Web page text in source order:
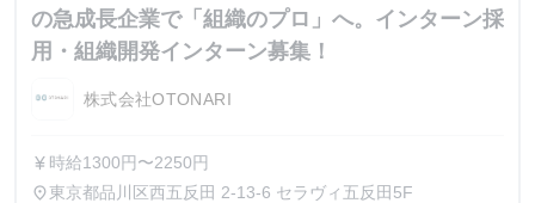
の急成長企業で「組織のプロ」へ。インターン採
用・組織開発インターン募集！
株式会社OTONARI
currency_yen 時給1300円〜2250円
place東京都品川区西五反田 2-13-6 セラヴィ五反田5F